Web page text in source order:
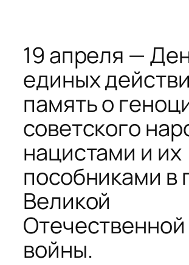
19 апреля —
единых
память о
советского
нацистами и их
пособниками в
Великой
Отечественной
войны.